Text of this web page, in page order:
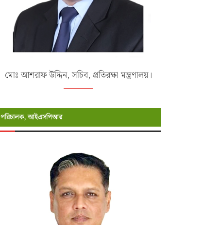
মোঃ আশরাফ উদ্দিন, সচিব, প্রতিরক্ষা মন্ত্রণালয়।
পরিচালক, আইএসপিআর